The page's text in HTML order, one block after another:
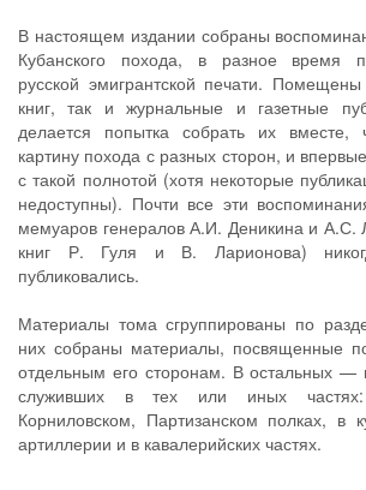
В настоящем издании собраны
Кубанского похода, в разное время
русской эмигрантской печати.
книг, так и журнальные и газетные
делается попытка собрать их вместе,
картину похода с разных сторон, и
с такой полнотой (хотя некоторые
недоступны). Почти все эти
мемуаров генералов А.И. Деникина и А.С.
книг Р. Гуля и В. Ларионова)
публиковались.
Материалы тома сгруппированы по
них собраны материалы, посвященные
отдельным его сторонам. В остальных —
служивших в тех или иных
Корниловском, Партизанском полках, в
артиллерии и в кавалерийских частях.